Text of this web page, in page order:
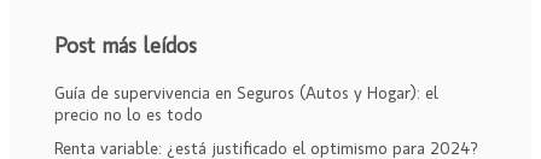
Post más leídos
Guía de supervivencia en Seguros (Autos y Hogar): el
precio no lo es todo
Renta variable: ¿está justificado el optimismo para 2024?